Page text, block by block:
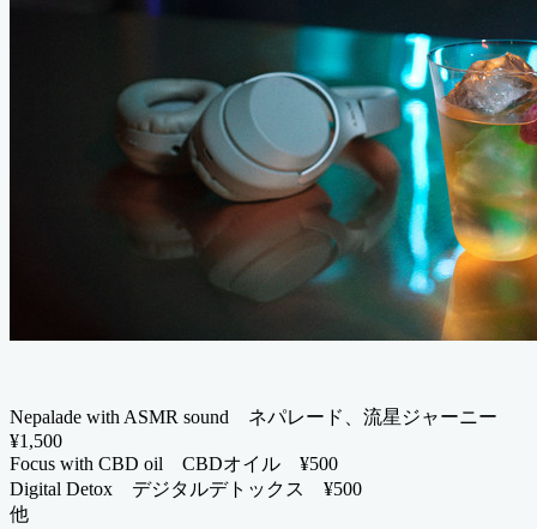
Nepalade with ASMR sound ネパレード、流星ジャーニー
¥1,500
Focus with CBD oil CBDオイル ¥500
Digital Detox デジタルデトックス ¥500
他